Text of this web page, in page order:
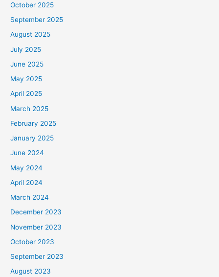
October 2025
September 2025
August 2025
July 2025
June 2025
May 2025
April 2025
March 2025
February 2025
January 2025
June 2024
May 2024
April 2024
March 2024
December 2023
November 2023
October 2023
September 2023
August 2023